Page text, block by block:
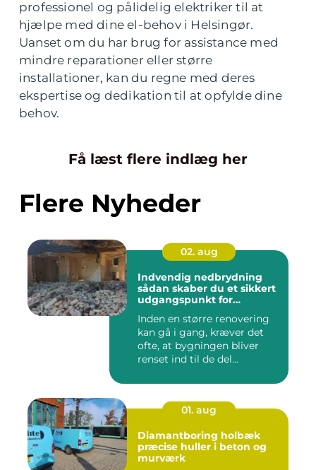
professionel og pålidelig elektriker til at
hjælpe med dine el-behov i Helsingør.
Uanset om du har brug for assistance med
mindre reparationer eller større
installationer, kan du regne med deres
ekspertise og dedikation til at opfylde dine
behov.
Få læst flere indlæg her
Flere Nyheder
02. aug
Indvendig nedbrydning
sådan skaber du et sikkert
udgangspunkt for
Inden en større renovering
kan gå i gang, kræver det
ofte, at bygningen bliver
renset ind til de del...
01. aug
Diamantboring holbæk
præcise huller i beton og
murværk